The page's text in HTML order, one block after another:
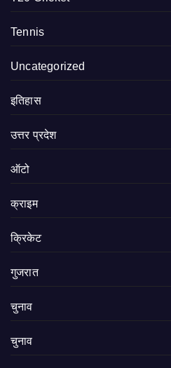
Tennis
Uncategorized
इतिहास
उत्तर प्रदेश
ऑटो
क्राइम
क्रिकेट
गुजरात
चुनाव
चुनाव